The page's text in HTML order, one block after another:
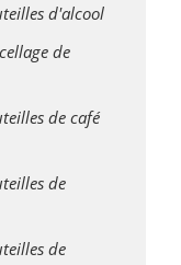
d'alcool
de
de café
de
de